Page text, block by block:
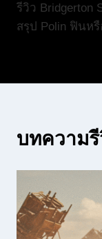
เรื่อง
รีวิว Bridgerton
สรุป Polin ฟินหรื
บทความ